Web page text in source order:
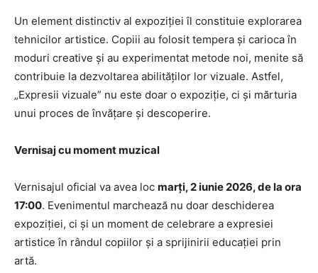
Un element distinctiv al expoziției îl constituie explorarea
tehnicilor artistice. Copiii au folosit tempera și carioca în
moduri creative și au experimentat metode noi, menite să
contribuie la dezvoltarea abilităților lor vizuale. Astfel,
„Expresii vizuale” nu este doar o expoziție, ci și mărturia
unui proces de învățare și descoperire.
Vernisaj cu moment muzical
Vernisajul oficial va avea loc marți, 2 iunie 2026, de la ora
17:00. Evenimentul marchează nu doar deschiderea
expoziției, ci și un moment de celebrare a expresiei
artistice în rândul copiilor și a sprijinirii educației prin
artă.